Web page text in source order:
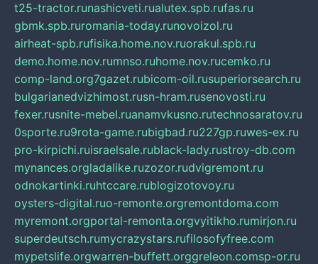
t25-tractor.runashicveti.rualutex.spb.rufas.ru
gbmk.spb.ruromania-today.runovoizol.ru
airheat-spb.rufisika.home.nov.ruorakul.spb.ru
demo.home.nov.rumnso.ruhome.nov.rucemko.ru
comp-land.org7gazet.rubicom-oil.rusuperiorsearch.ru
bulgarianedvizhimost.rusn-hram.rusenovosti.ru
fexer.rusnite-mebel.ruanamvkusno.rutechnosaratov.ru
0sporte.ru9rota-game.rubigbad.ru227gp.ruwes-ex.ru
pro-kirpichi.ruisraelsale.rublack-lady.rustroy-db.com
mynances.orgladalike.ruzozor.rudvigremont.ru
odnokartinki.ruhtccare.rublogizotovoy.ru
oysters-digital.ruo-remonte.orgremontdoma.com
myremont.orgportal-remonta.orgvyitikho.rumirjon.ru
superdeutsch.rumycrazystars.rufilosofyfree.com
mypetslife.orgwarren-buffett.orggreleon.comsp-or.ru